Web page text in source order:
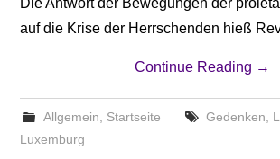
Die Antwort der Bewegungen der
auf die Krise der Herrschenden hieß
Continue Reading →
Allgemein Startseite Gedenken
Luxemburg